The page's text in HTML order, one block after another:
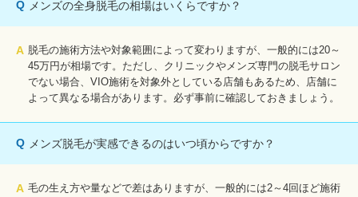
Q メンズの全身脱毛の相場はいくらですか？
A 脱毛の施術方法や対象範囲によって変わりますが、一般的には20～
45万円が相場です。ただし、クリニックやメンズ専門の脱毛サロン
でない場合、VIO施術を対象外としている店舗もあるため、店舗に
よって異なる場合があります。必ず事前に確認しておきましょう。
Q メンズ脱毛が実感できるのはいつ頃からですか？
A 毛の生え方や量などで差はありますが、一般的には2～4回ほど施術